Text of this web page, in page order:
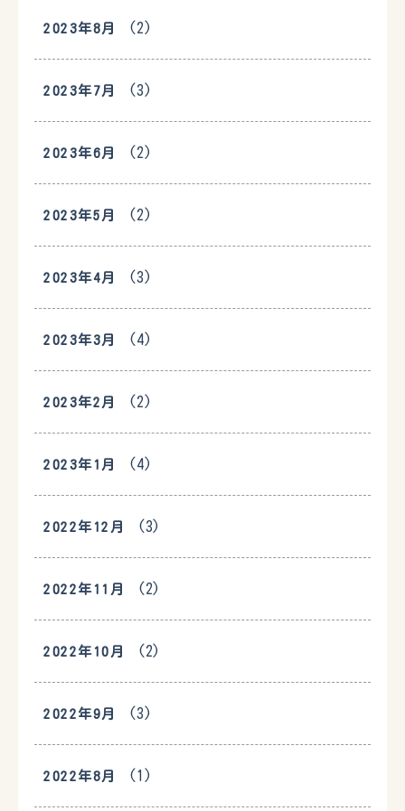
2023年8月 (2)
2023年7月 (3)
2023年6月 (2)
2023年5月 (2)
2023年4月 (3)
2023年3月 (4)
2023年2月 (2)
2023年1月 (4)
2022年12月 (3)
2022年11月 (2)
2022年10月 (2)
2022年9月 (3)
2022年8月 (1)